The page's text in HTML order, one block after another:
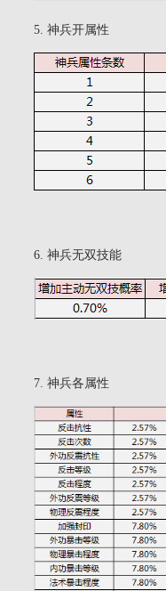
5. 神兵开属性
6. 神兵无双技能
7. 神兵各属性